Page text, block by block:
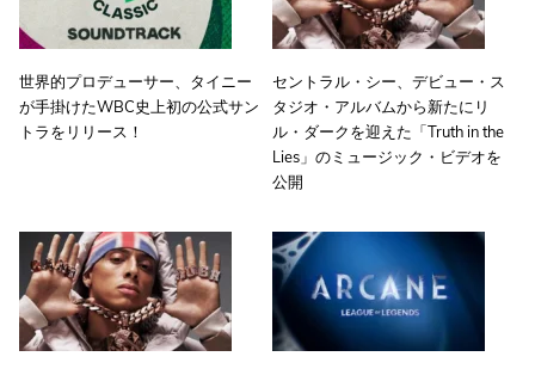
世界的プロデューサー、タイニー
が手掛けたWBC史上初の公式サン
トラをリリース！
セントラル・シー、デビュー・ス
タジオ・アルバムから新たにリ
ル・ダークを迎えた「Truth in the
Lies」のミュージック・ビデオを
公開